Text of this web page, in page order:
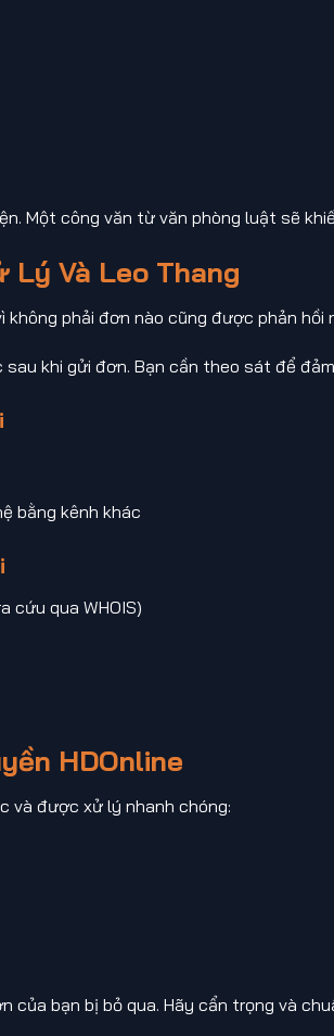
Một công văn từ văn phòng luật sẽ
Lý Và Leo Thang
phải đơn nào cũng được phản hồi
khi gửi đơn. Bạn cần theo sát để
bằng kênh khác
cứu qua WHOIS)
HDOnline
và được xử lý nhanh chóng:
của bạn bị bỏ qua. Hãy cẩn trọng và